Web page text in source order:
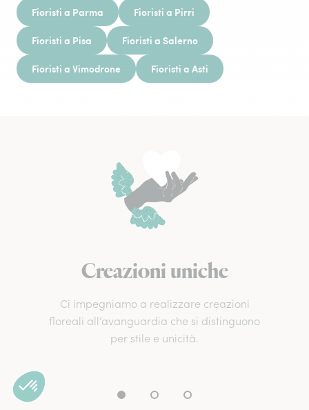
Fioristi a Parma Fioristi a Pirri
Fioristi a Pisa Fioristi a Salerno
Fioristi a Vimodrone Fioristi a Asti
Creazioni uniche
Ci impegniamo a realizzare creazioni
floreali all’avanguardia che si distinguono
per stile e unicità.